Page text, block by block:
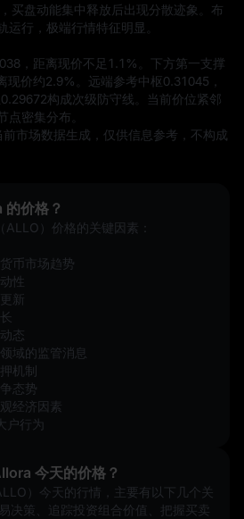
买盘动能集中释放后出现分散迹象。布
行，极端行情特征明显。
，距离现价不足1.1%。下方第一支撑
现价约2.9%。远端参考中枢0.31045，
构成次级防守线。当前价位紧邻
点密集分布。
市场数据生成，仅供信息参考，不构成
价格？
）价格的关键因素：
币市场趋势
性
新
态
域的监管消息
机制
态势
经济因素
户行为
今天的价格？
）今天的行情，主要有以下几个关
决策、追踪投资组合价值、把握买卖